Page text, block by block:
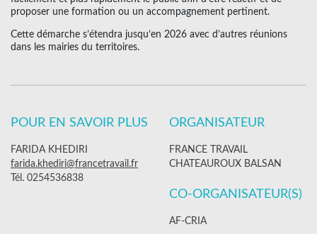
proposer une formation ou un accompagnement pertinent.
Cette démarche s’étendra jusqu’en 2026 avec d’autres réunions
dans les mairies du territoires.
POUR EN SAVOIR PLUS
FARIDA KHEDIRI
farida.khediri@francetravail.fr
Tél. 0254536838
ORGANISATEUR
FRANCE TRAVAIL
CHATEAUROUX BALSAN
CO-ORGANISATEUR(S)
AF-CRIA